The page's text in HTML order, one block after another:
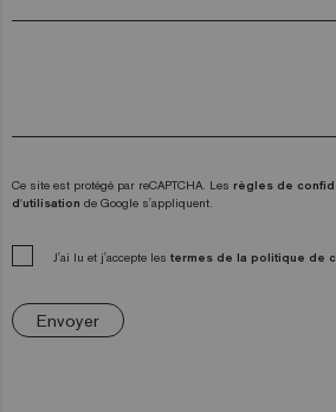
Ce site est protégé par reCAPTCHA. Les règles de
d'utilisation de Google s'appliquent.
J'ai lu et j'accepte les termes de la politique de
Envoyer